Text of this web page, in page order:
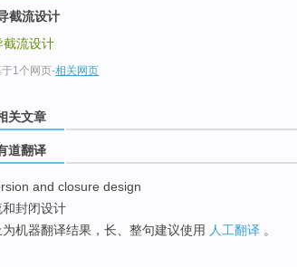
截流设计
截流设计
于1个网页-相关网页
关文章
道翻译
and closure design
和封闭设计
为机器翻译结果，长、整句建议使用 人工翻译 。